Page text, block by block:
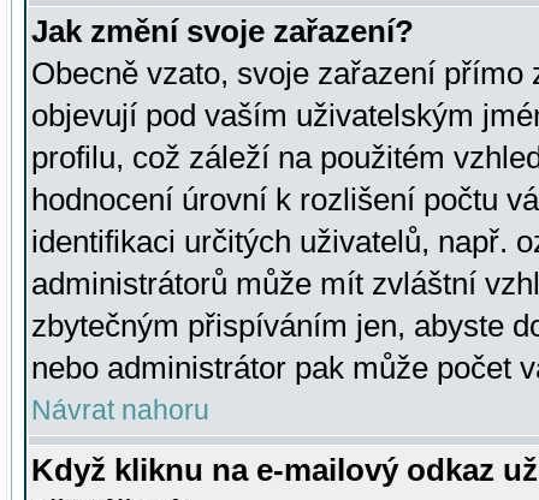
Jak změní svoje zařazení?
Obecně vzato, svoje zařazení přímo
objevují pod vaším uživatelským
profilu, což záleží na použitém
hodnocení úrovní k rozlišení počtu
identifikaci určitých uživatelů, např.
administrátorů může mít zvláštní
zbytečným přispíváním jen, abyste
nebo administrátor pak může počet
Návrat nahoru
Když kliknu na e-mailový odkaz